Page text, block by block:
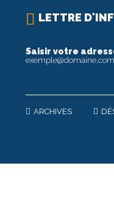
LETTRE
Saisir votre
exemple@domaine.com
ARCHIVES